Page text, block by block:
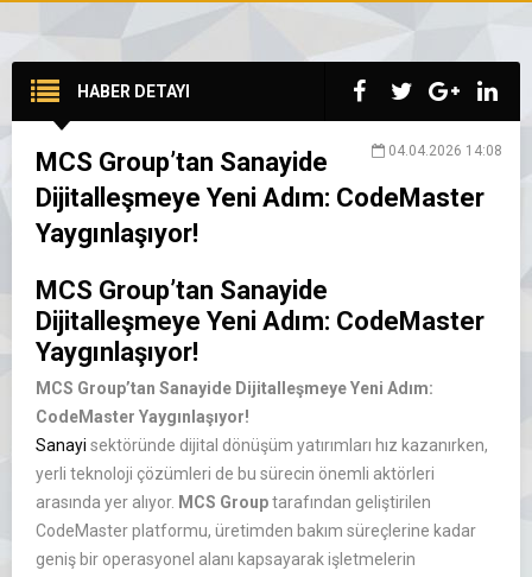
HABER DETAYI
04.04.2026 14:08
MCS Group’tan Sanayide
Dijitalleşmeye Yeni Adım: CodeMaster
Yaygınlaşıyor!
MCS Group’tan Sanayide
Dijitalleşmeye Yeni Adım: CodeMaster
Yaygınlaşıyor!
MCS Group’tan Sanayide Dijitalleşmeye Yeni Adım:
CodeMaster Yaygınlaşıyor!
Sanayi sektöründe dijital dönüşüm yatırımları hız kazanırken,
yerli teknoloji çözümleri de bu sürecin önemli aktörleri
arasında yer alıyor. MCS Grouptarafından geliştirilen
CodeMaster platformu, üretimden bakım süreçlerine kadar
geniş bir operasyonel alanı kapsayarak işletmelerin